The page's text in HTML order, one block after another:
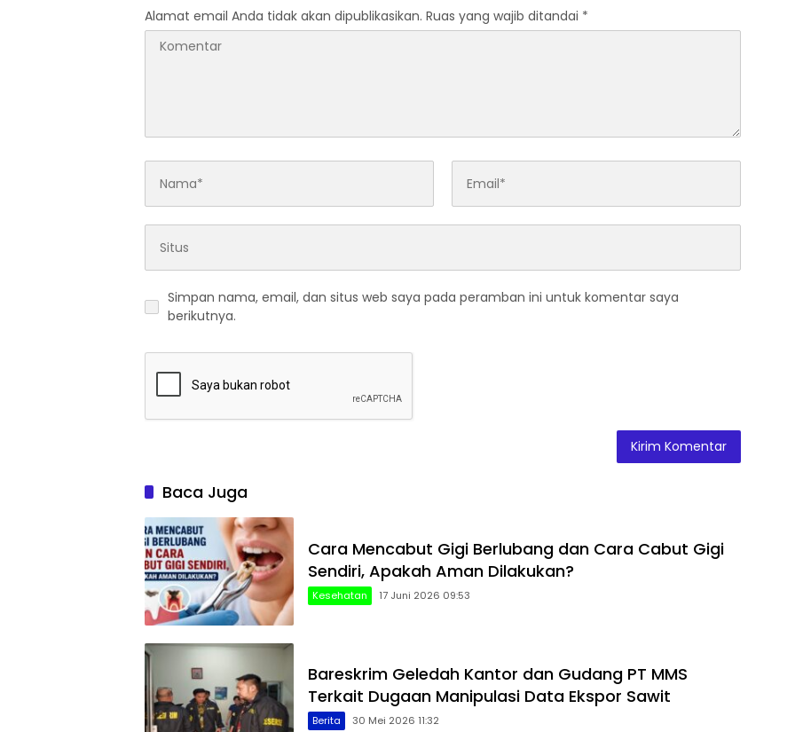
Alamat email Anda tidak akan dipublikasikan. Ruas yang wajib ditandai *
Simpan nama, email, dan situs web saya pada peramban ini untuk komentar saya
berikutnya.
Baca Juga
Cara Mencabut Gigi Berlubang dan Cara Cabut Gigi
Sendiri, Apakah Aman Dilakukan?
Kesehatan 17 Juni 2026 09:53
Bareskrim Geledah Kantor dan Gudang PT MMS
Terkait Dugaan Manipulasi Data Ekspor Sawit
Berita 30 Mei 2026 11:32